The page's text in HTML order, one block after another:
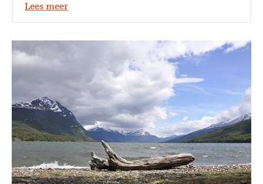
Lees meer